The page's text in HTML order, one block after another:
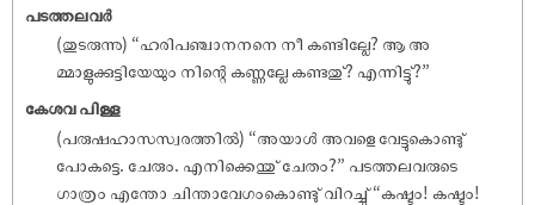
പടത്തലവർ
(തുടരുന്നു) “ഹരിപഞ്ചാനനനെ നീ കണ്ടില്ലേ? ആ അ
മ്മാളുക്കുട്ടിയേയും നിന്റെ കണ്ണല്ലേ കണ്ടതു്? എന്നിട്ടു്?”
കേശവ പിള്ള
(പരുഷഹാസസ്വരത്തിൽ) “അയാൾ അവളെ വേട്ടുകൊണ്ടു്
പോകട്ടെ. ചേരും. എനിക്കെന്തു് ചേതം?” പടത്തലവരുടെ
ഗാത്രം എന്തോ ചിന്താവേഗംകൊണ്ടു് വിറച്ചു് “കഷ്ടം! കഷ്ടം!